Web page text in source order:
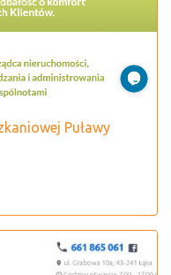
Puławy